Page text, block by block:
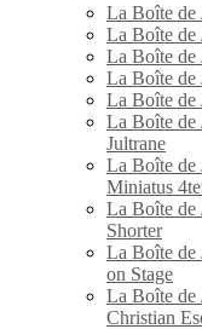
La Boîte de
La Boîte de
La Boîte de
La Boîte de
La Boîte de
La Boîte de
Jultrane
La Boîte de
Miniatus
La Boîte de
Shorter
La Boîte de
on Stage
La Boîte de
Christian